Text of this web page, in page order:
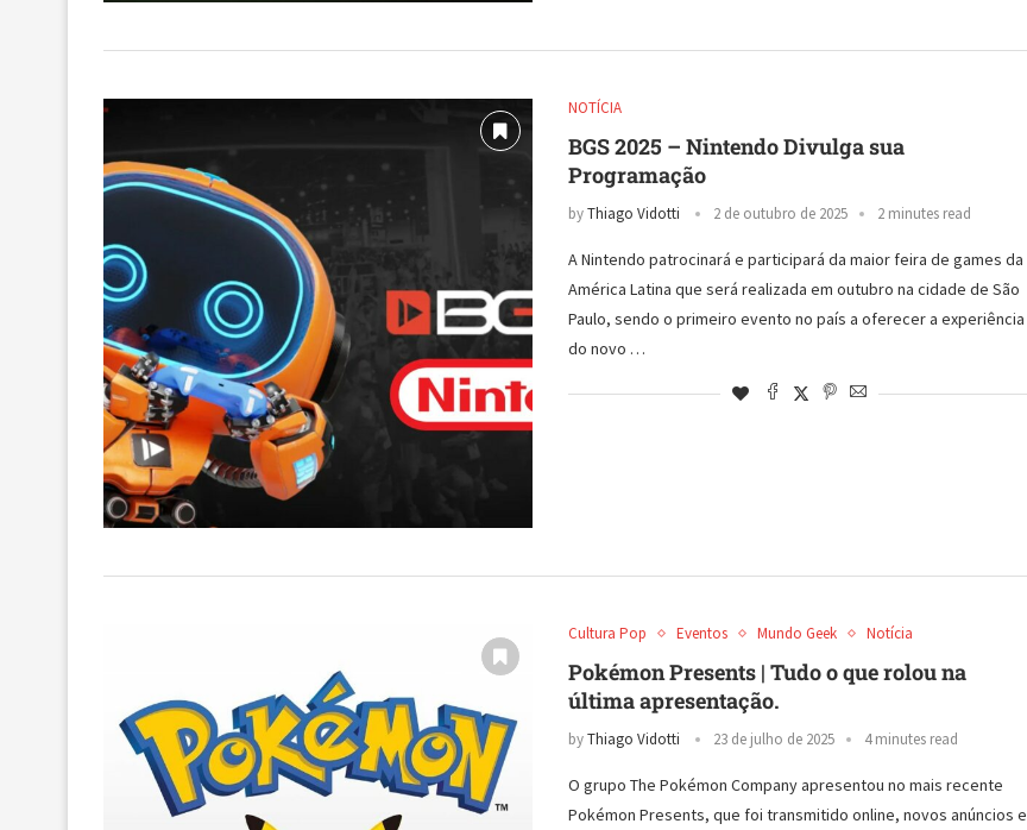
NOTÍCIA
BGS 2025 – Nintendo Divulga sua
Programação
byThiago Vidotti 2 de outubro de 2025 2 minutes read
A Nintendo patrocinará e participará da maior feira de games da
América Latina que será realizada em outubro na cidade de São
Paulo, sendo o primeiro evento no país a oferecer a experiência
do novo …
Cultura Pop Eventos Mundo Geek Notícia
Pokémon Presents | Tudo o que rolou na
última apresentação.
byThiago Vidotti 23 de julho de 2025 4 minutes read
O grupo The Pokémon Company apresentou no mais recente
Pokémon Presents, que foi transmitido online, novos anúncios e